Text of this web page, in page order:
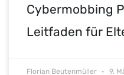
Cybermobbing
Leitfaden für
Florian Beutenmüller 9.